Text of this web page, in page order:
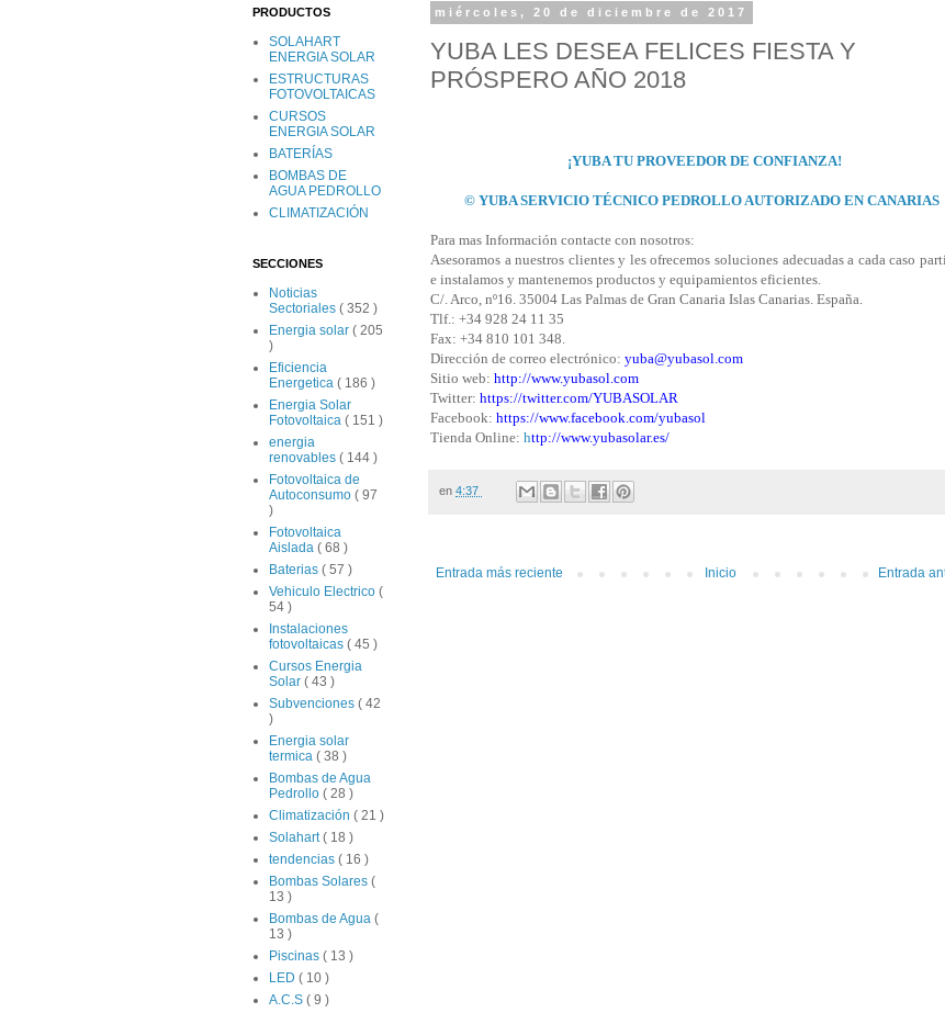
miércoles, 20 de diciembre de 2017
YUBA LES DESEA FELICES FIESTA Y
PRÓSPERO AÑO 2018
¡YUBA TU PROVEEDOR DE CONFIANZA!
© YUBA SERVICIO TÉCNICO PEDROLLO AUTORIZADO EN CANARIAS
Para mas Información contacte con nosotros:
Asesoramos a nuestros clientes y les ofrecemos soluciones adecuadas a cada caso
e instalamos y mantenemos productos y equipamientos eficientes.
C/. Arco, nº16. 35004 Las Palmas de Gran Canaria Islas Canarias. España.
Tlf.: +34 928 24 11 35
Fax: +34 810 101 348.
Dirección de correo electrónico: yuba@yubasol.com
Sitio web: http://www.yubasol.com
Twitter: https://twitter.com/YUBASOLAR
Facebook: https://www.facebook.com/yubasol
Tienda Online: http://www.yubasolar.es/
en 4:37
Entrada más reciente Entrada
Inicio
PRODUCTOS
SOLAHART
ENERGIA SOLAR
ESTRUCTURAS
FOTOVOLTAICAS
CURSOS
ENERGIA SOLAR
BATERÍAS
BOMBAS DE
AGUA PEDROLLO
CLIMATIZACIÓN
SECCIONES
Noticias
Sectoriales ( 352 )
Energia solar ( 205
)
Eficiencia
Energetica ( 186 )
Energia Solar
Fotovoltaica ( 151 )
energia
renovables ( 144 )
Fotovoltaica de
Autoconsumo ( 97
)
Fotovoltaica
Aislada ( 68 )
Baterias ( 57 )
Vehiculo Electrico (
54 )
Instalaciones
fotovoltaicas ( 45 )
Cursos Energia
Solar ( 43 )
Subvenciones ( 42
)
Energia solar
termica ( 38 )
Bombas de Agua
Pedrollo ( 28 )
Climatización ( 21 )
Solahart( 18 )
tendencias ( 16 )
Bombas Solares (
13 )
Bombas de Agua (
13 )
Piscinas ( 13 )
LED ( 10 )
A.C.S ( 9 )